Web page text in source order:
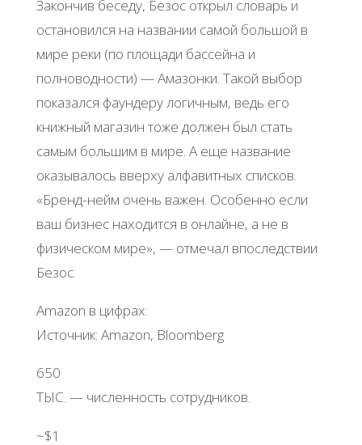
Закончив беседу, Безос открыл словарь и
остановился на названии самой большой в
мире реки (по площади бассейна и
полноводности) — Амазонки. Такой выбор
показался фаундеру логичным, ведь его
книжный магазин тоже должен был стать
самым большим в мире. А еще название
оказывалось вверху алфавитных списков.
«Бренд-нейм очень важен. Особенно если
ваш бизнес находится в онлайне, а не в
физическом мире», — отмечал впоследствии
Безос.
Amazon в цифрах:
Источник: Amazon, Bloomberg
650
ТЫС. — численность сотрудников.
~$1